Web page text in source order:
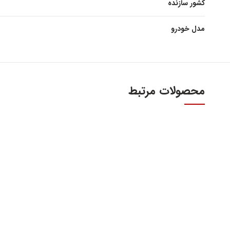
کشور سازنده
مدل خودرو
محصولات مرتبط